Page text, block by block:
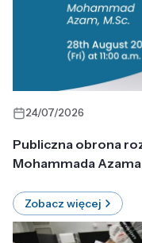
24/07/2026
Publiczna obrona
Mohammada Azama
Zobacz więcej